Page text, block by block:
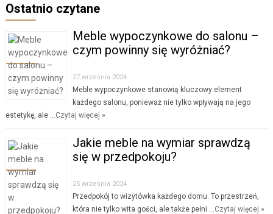
Ostatnio czytane
Meble wypoczynkowe do salonu –
czym powinny się wyróżniać?
27 września 2024
Meble wypoczynkowe stanowią kluczowy element
każdego salonu, ponieważ nie tylko wpływają na jego
estetykę, ale …Czytaj więcej »
Jakie meble na wymiar sprawdzą
się w przedpokoju?
25 września 2024
Przedpokój to wizytówka każdego domu. To przestrzeń,
która nie tylko wita gości, ale także pełni …Czytaj więcej »